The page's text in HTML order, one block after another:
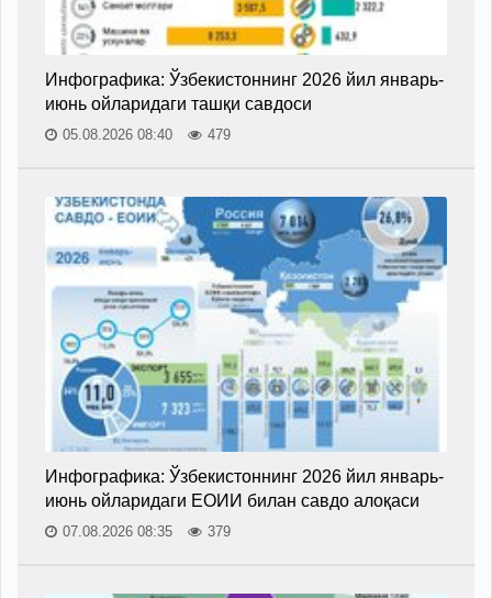
Инфографика: Ўзбекистоннинг 2026 йил январь-
июнь ойларидаги ташқи савдоси
05.08.2026 08:40 479
Инфографика: Ўзбекистоннинг 2026 йил январь-
июнь ойларидаги ЕОИИ билан савдо алоқаси
07.08.2026 08:35 379